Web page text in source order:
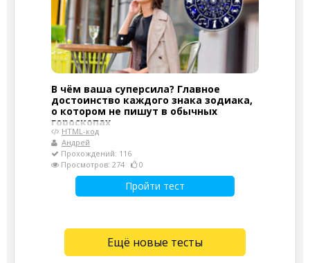
В чём ваша суперсила? Главное
достоинство каждого знака зодиака,
о котором не пишут в обычных
гороскопах
HTML-код
Андрей
Прохождений: 116
Просмотров: 274
0
Пройти тест
Ещё новые тесты